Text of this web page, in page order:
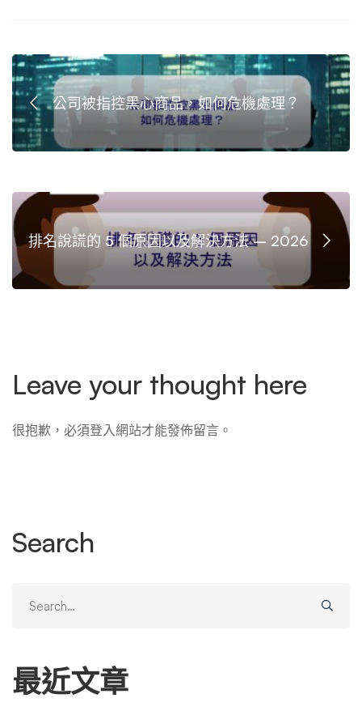
公司被指控黑心商品，如何危機處理？
排名說謊的 5 個原因以及解決方法 – 2026
Leave your thought here
很抱歉，必須登入網站才能發佈留言。
Search
for:
最近文章